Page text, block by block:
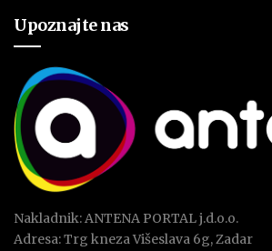
Upoznajte nas
Nakladnik: ANTENA PORTAL j.d.o.o.
Adresa: Trg kneza Višeslava 6g, Zadar